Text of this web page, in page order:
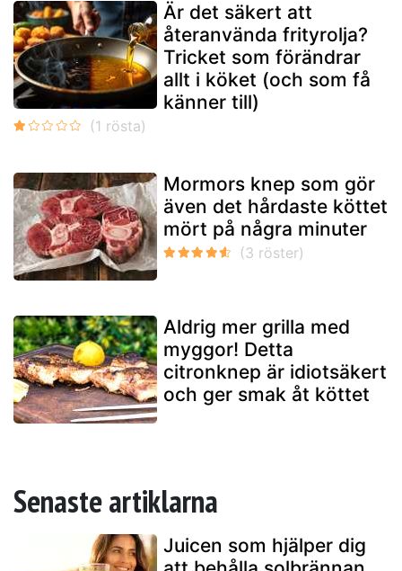
Är det säkert att
återanvända frityrolja?
Tricket som förändrar
allt i köket (och som få
känner till)
Mormors knep som gör
även det hårdaste köttet
mört på några minuter
Aldrig mer grilla med
myggor! Detta
citronknep är idiotsäkert
och ger smak åt köttet
Senaste artiklarna
Juicen som hjälper dig